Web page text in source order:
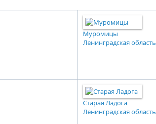
Муромицы
Ленинградская область
Старая Ладога
Ленинградская область